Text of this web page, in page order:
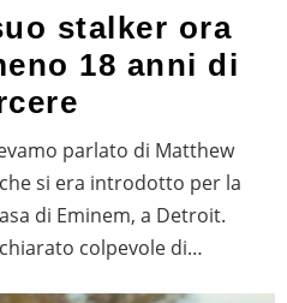
stalker ora
18 anni di
parlato di Matthew
si era introdotto per la
di Eminem, a Detroit.
colpevole di…